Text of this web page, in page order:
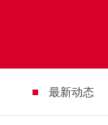
最新动态